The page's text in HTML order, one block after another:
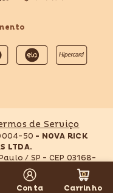
de Serviço
50 - NOVA RICK
LTDA.
/ SP - CEP 03168-
Todos os direitos
ilustrativas.
Conta Carrinho
0
0